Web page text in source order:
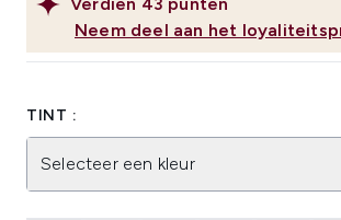
Neem deel aan het
TINT :
Selecteer een kleur